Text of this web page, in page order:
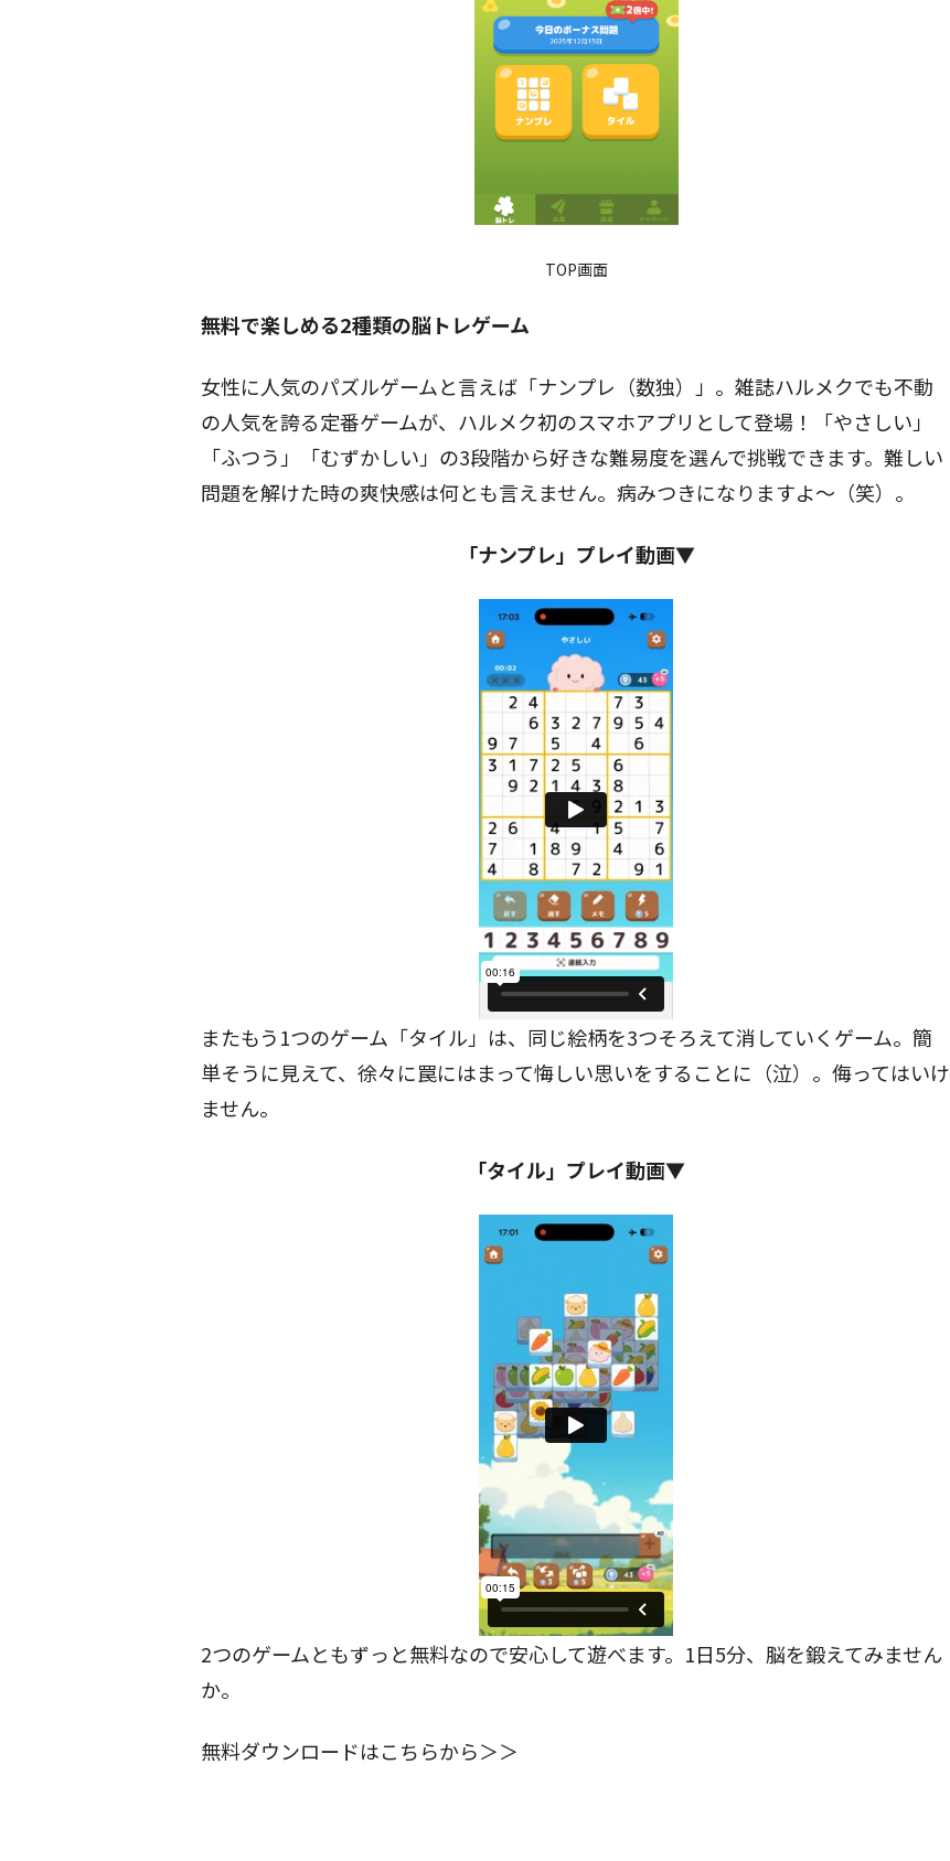
TOP画面
無料で楽しめる2種類の脳トレゲーム
女性に人気のパズルゲームと言えば「ナンプレ（数独）」。雑誌ハルメクでも不動
の人気を誇る定番ゲームが、ハルメク初のスマホアプリとして登場！「やさしい」
「ふつう」「むずかしい」の3段階から好きな難易度を選んで挑戦できます。難しい
問題を解けた時の爽快感は何とも言えません。病みつきになりますよ～（笑）。
「ナンプレ」プレイ動画▼
またもう1つのゲーム「タイル」は、同じ絵柄を3つそろえて消していくゲーム。簡
単そうに見えて、徐々に罠にはまって悔しい思いをすることに（泣）。侮ってはいけ
ません。
「タイル」プレイ動画▼
2つのゲームともずっと無料なので安心して遊べます。1日5分、脳を鍛えてみません
か。
無料ダウンロードはこちらから＞＞
閉じる